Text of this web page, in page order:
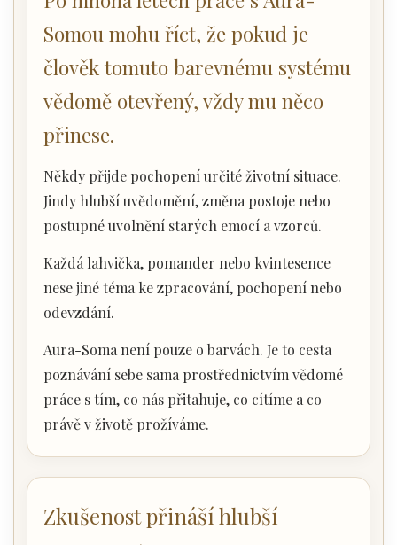
Somou mohu říct, že pokud je
člověk tomuto barevnému systému
vědomě otevřený, vždy mu něco
přinese.
Někdy přijde pochopení určité životní situace.
Jindy hlubší uvědomění, změna postoje nebo
postupné uvolnění starých emocí a vzorců.
Každá lahvička, pomander nebo kvintesence
nese jiné téma ke zpracování, pochopení nebo
odevzdání.
Aura-Soma není pouze o barvách. Je to cesta
poznávání sebe sama prostřednictvím vědomé
práce s tím, co nás přitahuje, co cítíme a co
právě v životě prožíváme.
Zkušenost přináší hlubší